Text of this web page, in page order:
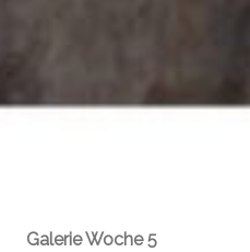
Galerie Woche 5